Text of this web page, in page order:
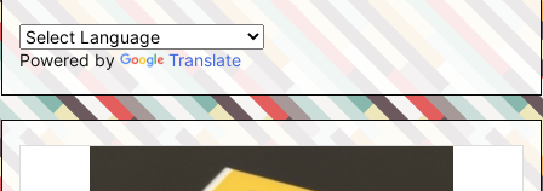
Powered by Translate